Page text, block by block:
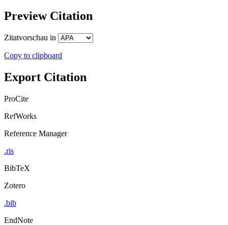
Preview Citation
Zitatvorschau in
Copy to clipboard
Export Citation
ProCite
RefWorks
Reference Manager
.ris
BibTeX
Zotero
.bib
EndNote